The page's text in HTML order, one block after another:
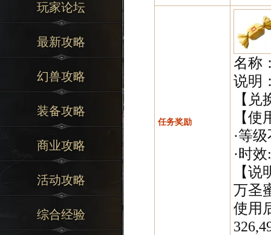
玩家论坛
最新攻略
幻兽攻略
装备攻略
商业攻略
活动攻略
综合经验
任务奖励
名称
说明
【兑
【
·等
·时
【说
万圣
使用